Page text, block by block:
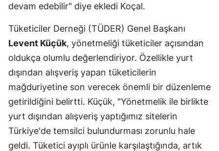
Niğde
Ordu
Sakarya
Samsun
Siirt
Sinop
devam edebilir" diye ekledi Koçal.
Tüketiciler Derneği (TÜDER) Genel Başkanı
Levent Küçük, yönetmeliği tüketiciler açısından
oldukça olumlu değerlendiriyor. Özellikle yurt
dışından alışveriş yapan tüketicilerin
mağduriyetine son verecek önemli bir düzenleme
getirildiğini belirtti. Küçük, "Yönetmelik ile birlikte
yurt dışından alışveriş yaptığımız sitelerin
Türkiye'de temsilci bulundurması zorunlu hale
geldi. Tüketici ayıplı ürünle karşılaştığında, artık